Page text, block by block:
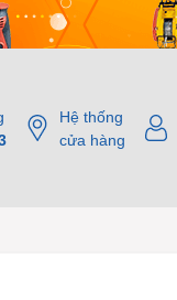
Hệ thống
cửa hàng